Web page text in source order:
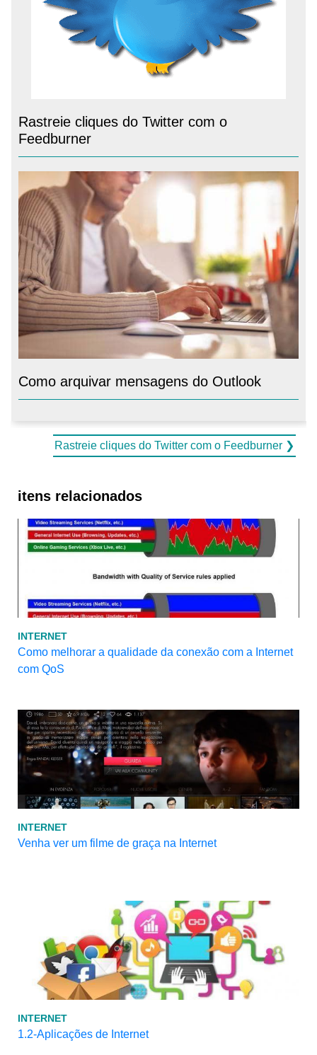
Rastreie cliques do Twitter com o
Feedburner
Como arquivar mensagens do Outlook
Rastreie cliques do Twitter com o Feedburner ❯
itens relacionados
INTERNET
Como melhorar a qualidade da conexão com a Internet
com QoS
INTERNET
Venha ver um filme de graça na Internet
INTERNET
1.2-Aplicações de Internet